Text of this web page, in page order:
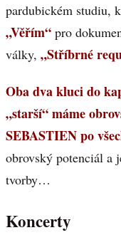
pardubickém studiu,
„Věřím“ pro
války, „Stříbrné
Oba dva kluci do
„starší“ máme
SEBASTIEN po
obrovský potenciál a
tvorby…
Koncerty